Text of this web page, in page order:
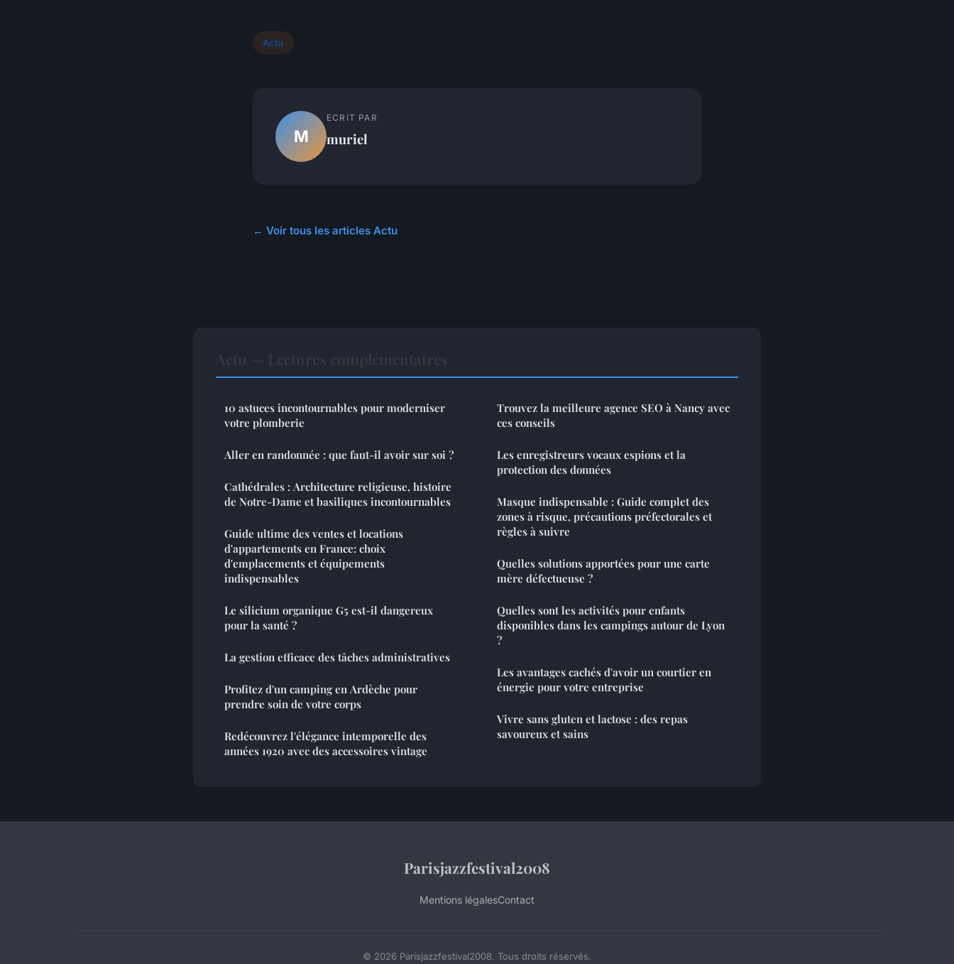
Actu
M
ECRIT PAR
muriel
← Voir tous les articles Actu
10 astuces incontournables pour moderniser
votre plomberie
Aller en randonnée : que faut-il avoir sur soi ?
Cathédrales : Architecture religieuse, histoire
de Notre-Dame et basiliques incontournables
Guide ultime des ventes et locations
d'appartements en France: choix
d'emplacements et équipements
indispensables
Le silicium organique G5 est-il dangereux
pour la santé ?
La gestion efficace des tâches administratives
Profitez d'un camping en Ardèche pour
prendre soin de votre corps
Redécouvrez l'élégance intemporelle des
années 1920 avec des accessoires vintage
Trouvez la meilleure agence SEO à Nancy avec
ces conseils
Les enregistreurs vocaux espions et la
protection des données
Masque indispensable : Guide complet des
zones à risque, précautions préfectorales et
règles à suivre
Quelles solutions apportées pour une carte
mère défectueuse ?
Quelles sont les activités pour enfants
disponibles dans les campings autour de Lyon
?
Les avantages cachés d'avoir un courtier en
énergie pour votre entreprise
Vivre sans gluten et lactose : des repas
savoureux et sains
Parisjazzfestival2008
Mentions légalesContact
© 2026 Parisjazzfestival2008. Tous droits réservés.